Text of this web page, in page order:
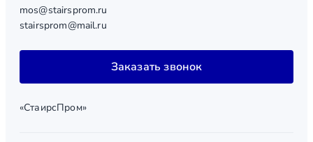
mos@stairsprom.ru
stairsprom@mail.ru
Заказать звонок
«СтаирсПром»